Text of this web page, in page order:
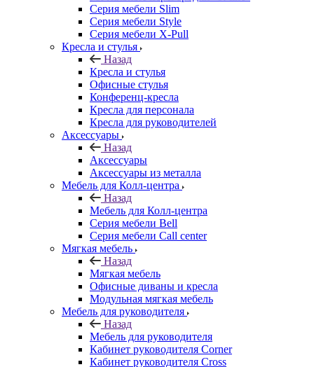
Серия мебели Slim
Серия мебели Style
Серия мебели X-Pull
Кресла и стулья
Назад
Кресла и стулья
Офисные стулья
Конференц-кресла
Кресла для персонала
Кресла для руководителей
Аксессуары
Назад
Аксессуары
Аксессуары из металла
Мебель для Колл-центра
Назад
Мебель для Колл-центра
Серия мебели Bell
Серия мебели Call center
Мягкая мебель
Назад
Мягкая мебель
Офисные диваны и кресла
Модульная мягкая мебель
Мебель для руководителя
Назад
Мебель для руководителя
Кабинет руководителя Corner
Кабинет руководителя Cross